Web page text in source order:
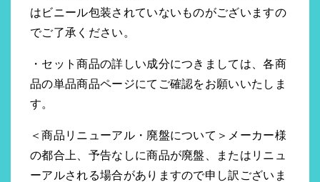
はビニール包装されていないものがございますの
でご了承ください。
・セット商品の詳しい成分につきましては、各商
品の単品商品ページにてご確認をお願いいたしま
す。
＜商品リニューアル・廃盤について＞メーカー様
の都合上、予告なしに商品が廃盤、またはリニュ
ーアルされる場合がありますので申し訳ございま